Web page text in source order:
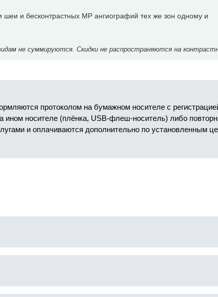
и бесконтрастных МР ангиографий тех же зон одному и
не суммируются. Скидки не распространяются на
протоколом на бумажном носителе с
ином носителе (плёнка, USB-флеш-носитель) либо
и оплачиваются дополнительно по установленным